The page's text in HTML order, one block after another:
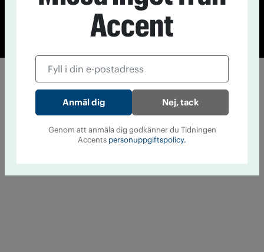
© Tidningen Accent 2026
Cookiepolicy
Personuppgiftspolicy
Accent
Nej, tack
Genom att anmäla dig godkänner du Tidningen
Accents personuppgiftspolicy.